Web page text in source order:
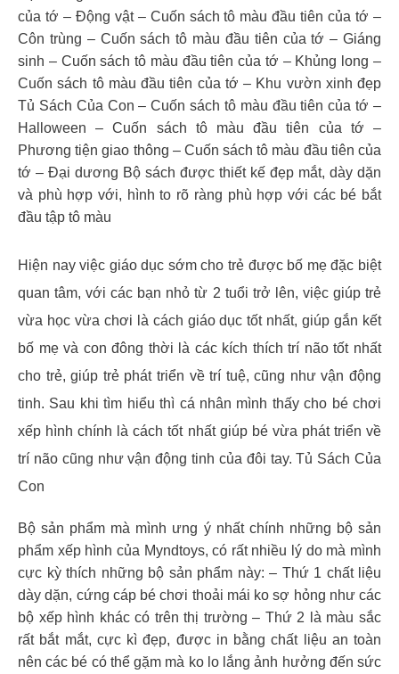
của tớ – Động vật – Cuốn sách tô màu đầu tiên của tớ –
Côn trùng – Cuốn sách tô màu đầu tiên của tớ – Giáng
sinh – Cuốn sách tô màu đầu tiên của tớ – Khủng long –
Cuốn sách tô màu đầu tiên của tớ – Khu vườn xinh đẹp
Tủ Sách Của Con – Cuốn sách tô màu đầu tiên của tớ –
Halloween – Cuốn sách tô màu đầu tiên của tớ –
Phương tiện giao thông – Cuốn sách tô màu đầu tiên của
tớ – Đại dương Bộ sách được thiết kế đẹp mắt, dày dặn
và phù hợp với, hình to rõ ràng phù hợp với các bé bắt
đầu tập tô màu
Hiện nay việc giáo dục sớm cho trẻ được bố mẹ đặc biệt
quan tâm, với các bạn nhỏ từ 2 tuổi trở lên, việc giúp trẻ
vừa học vừa chơi là cách giáo dục tốt nhất, giúp gắn kết
bố mẹ và con đông thời là các kích thích trí não tốt nhất
cho trẻ, giúp trẻ phát triển về trí tuệ, cũng như vận động
tinh. Sau khi tìm hiểu thì cá nhân mình thấy cho bé chơi
xếp hình chính là cách tốt nhất giúp bé vừa phát triển về
trí não cũng như vận động tinh của đôi tay. Tủ Sách Của
Con
Bộ sản phẩm mà mình ưng ý nhất chính những bộ sản
phẩm xếp hình của Myndtoys, có rất nhiều lý do mà mình
cực kỳ thích những bộ sản phẩm này: – Thứ 1 chất liệu
dày dặn, cứng cáp bé chơi thoải mái ko sợ hỏng như các
bộ xếp hình khác có trên thị trường – Thứ 2 là màu sắc
rất bắt mắt, cực kì đẹp, được in bằng chất liệu an toàn
nên các bé có thể gặm mà ko lo lắng ảnh hưởng đến sức